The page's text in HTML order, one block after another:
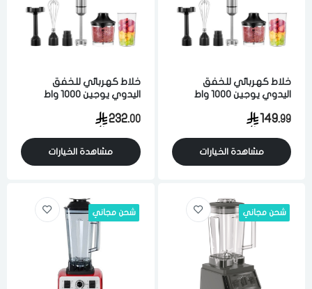
خلاط كهربائي للخفق
اليدوي يوجين 1000 واط
149.99
مشاهدة الخيارات
خلاط كهربائي للخفق
اليدوي يوجين 1000 واط
232.00
مشاهدة الخيارات
شحن مجاني شحن مجاني